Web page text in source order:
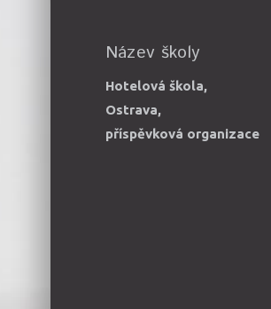
Název školy
Hotelová škola,
Ostrava,
příspěvková organizace